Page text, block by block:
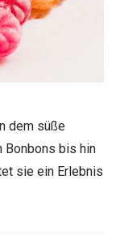
dem süße
Bonbons bis hin
sie ein Erlebnis